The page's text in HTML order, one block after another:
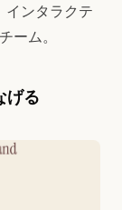
インタラクテ
ーム。
げる